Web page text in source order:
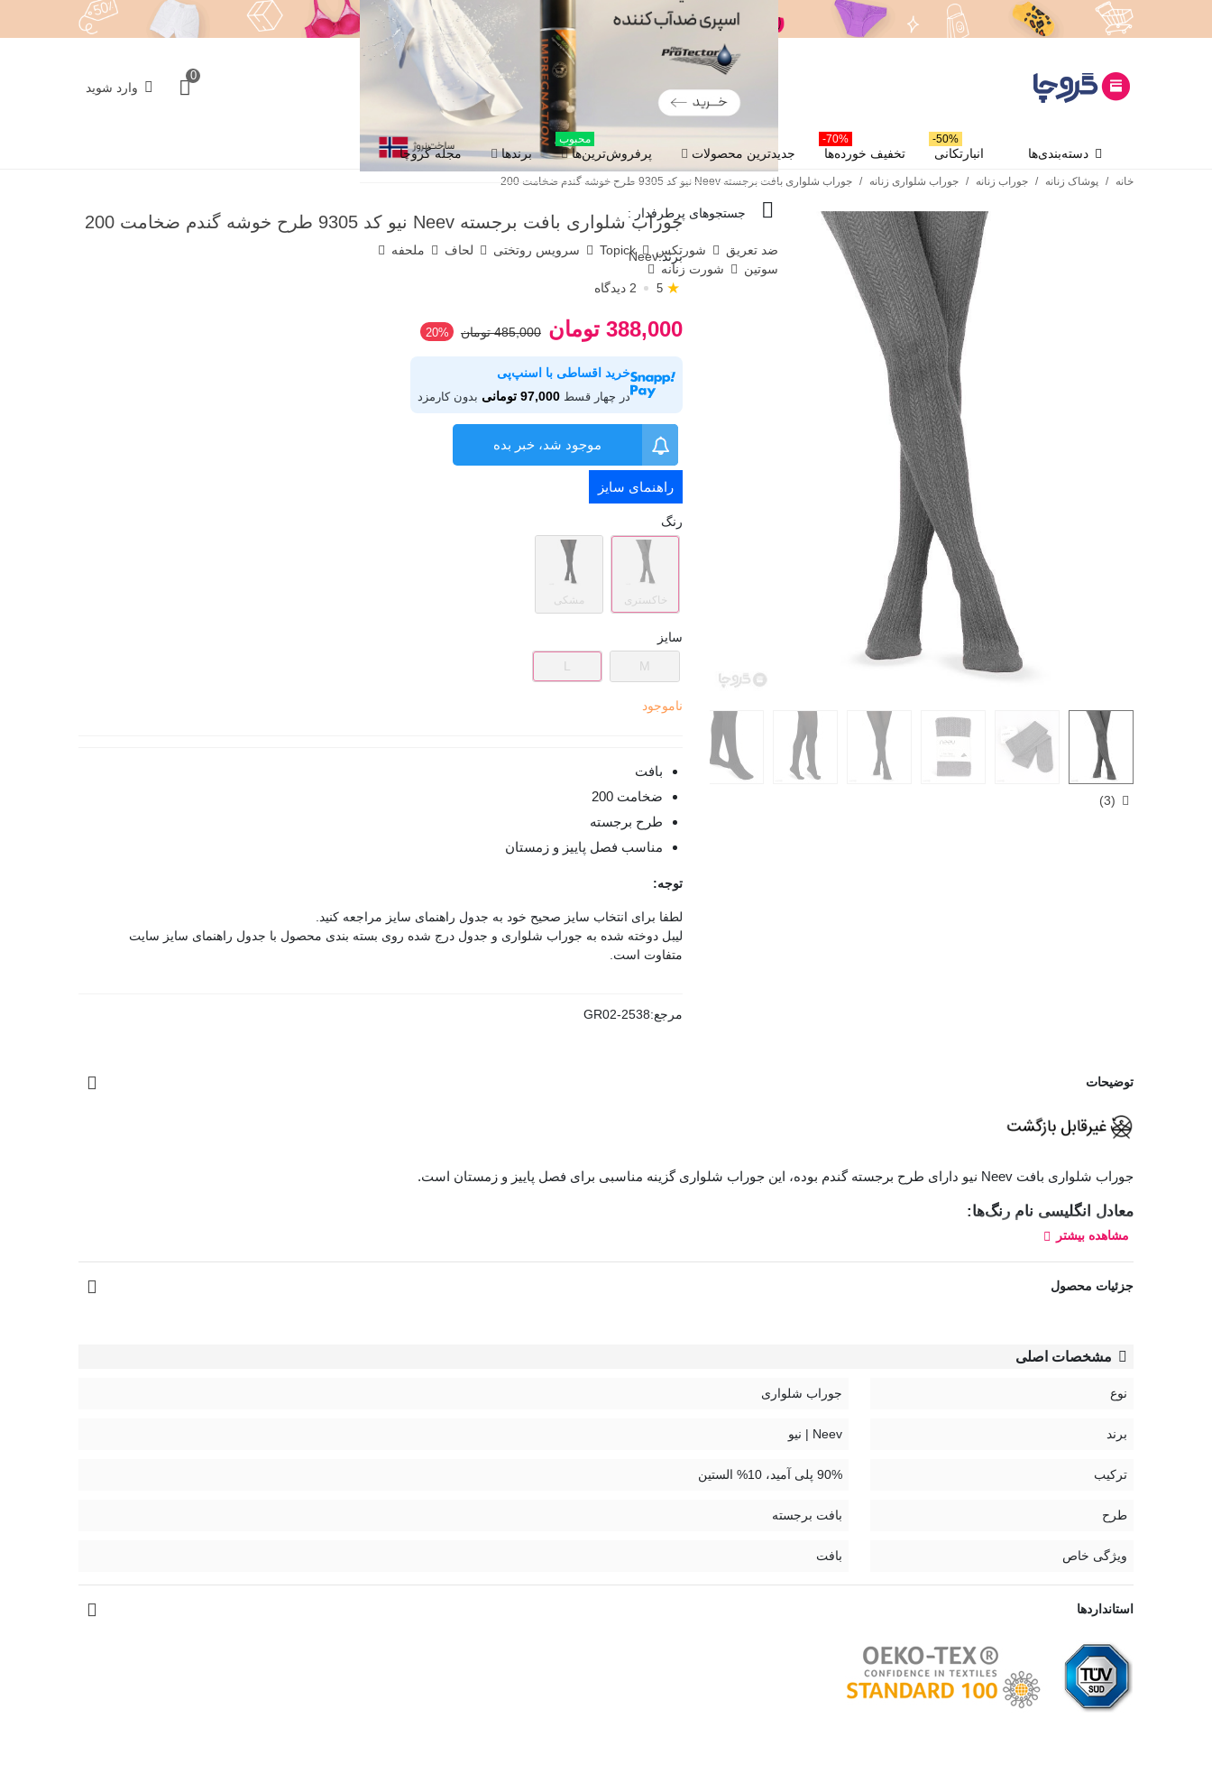
جستجوهای پرطرفدار :
ضد تعریق شورتکس Topick سرویس روتختی لحاف
ملحفه
سوتین
شورت زنانه
0
وارد شوید
دسته‌بندی‌ها انبارتکانی
50%-
تخفیف خورده‌ها
70%-
جدیدترین محصولات پرفروش‌ترین‌ها
محبوب
برندها مجله گروچا
خانه / پوشاک زنانه / جوراب زنانه / جوراب شلواری زنانه / جوراب شلواری بافت برجسته Neev نیو کد 9305 طرح خوشه گندم ضخامت 200
(
3
)
جوراب شلواری بافت برجسته Neev نیو کد 9305 طرح خوشه گندم ضخامت 200
برند:Neev
5 ★ 2 دیدگاه
388,000 تومان 485,000 تومان ‎20%
خرید اقساطی با اسنپ‌پی
در چهار قسط 97,000 تومانی بدون کارمزد
موجود شد، خبر بده
راهنمای سایز
رنگ
خاکستری مشکی
سایز
M
L
ناموجود
بافت
ضخامت 200
طرح برجسته
مناسب فصل پاییز و زمستان
توجه:
لطفا برای انتخاب سایز صحیح خود به جدول راهنمای سایز مراجعه کنید.
لیبل دوخته شده به جوراب شلواری و جدول درج شده روی بسته بندی محصول با جدول راهنمای سایز سایت
متفاوت است.
مرجع:GR02-2538
توضیحات
جوراب شلواری بافت Neev نیو دارای طرح برجسته گندم بوده، این جوراب شلواری گزینه مناسبی برای فصل پاییز و زمستان است.
معادل انگلیسی نام رنگ‌ها:
مشکی: Black
خاکستری: Gray
کد:
مشاهده بیشتر
جزئیات محصول
مشخصات اصلی
نوع جوراب شلواری
برند Neev | نیو
ترکیب 90% پلی آمید، 10% الستین
طرح بافت برجسته
ویژگی خاص بافت
استانداردها